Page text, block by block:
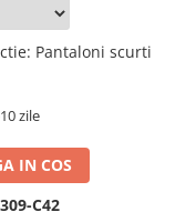
: Pantaloni scurti
zile
IN COS
C42